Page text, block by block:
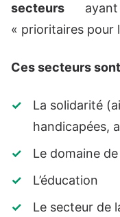
secteurs
« prioritaires pour
Ces secteurs
La solidarité
handicapées,
Le domaine
L’éducation
Le secteur de